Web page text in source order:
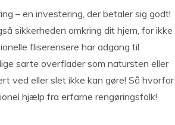
– en investering, der betaler sig godt!
sikkerheden omkring dit hjem, for ikke
fliserensere har adgang til
sarte overflader som natursten eller
ved eller slet ikke kan gøre! Så hvorfor
hjælp fra erfarne rengøringsfolk!